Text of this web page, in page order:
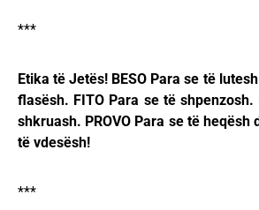
***
Etika të Jetës! BESO Para se të
flasësh. FITO Para se të shpenzosh.
shkruash. PROVO Para se të heqësh
të vdesësh!
***